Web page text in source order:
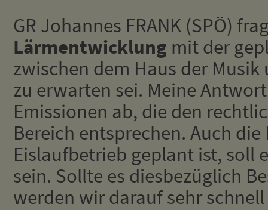
GR Johannes FRANK (SPÖ)
Lärmentwicklung mit der
zwischen dem Haus der
zu erwarten sei. Meine
Emissionen ab, die den
Bereich entsprechen. Auch
Eislaufbetrieb geplant ist, soll
sein. Sollte es diesbezüglich
werden wir darauf sehr